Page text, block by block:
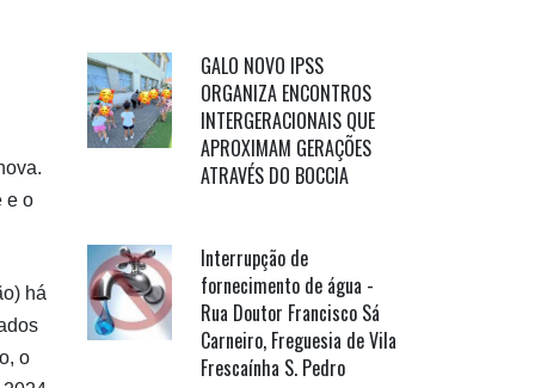
e o
há
o
GALO NOVO IPSS
ORGANIZA ENCONTROS
INTERGERACIONAIS QUE
APROXIMAM GERAÇÕES
ATRAVÉS DO BOCCIA
Interrupção de
fornecimento de água -
Rua Doutor Francisco Sá
Carneiro, Freguesia de Vila
Frescaínha S. Pedro